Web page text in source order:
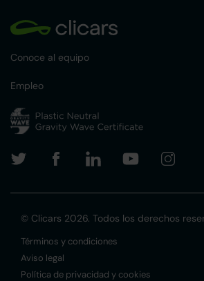
Conoce al equipo
Empleo
© Clicars 2026. Todos los derechos
Términos y condiciones
Aviso legal
Política de privacidad y cookies